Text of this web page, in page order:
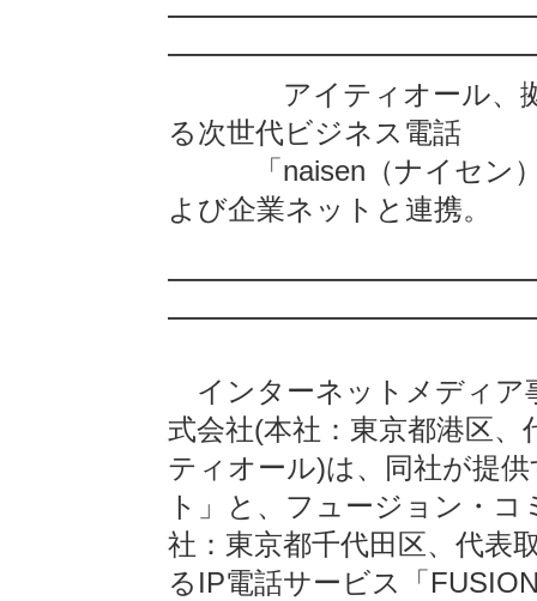
アイティオール、拠点
る次世代ビジネス電話
「naisen（ナイセン）
よび企業ネットと連携。
インターネットメディア
式会社(本社：東京都港区
ティオール)は、同社が提
ト」と、フュージョン・
社：東京都千代田区、代表
るIP電話サービス「